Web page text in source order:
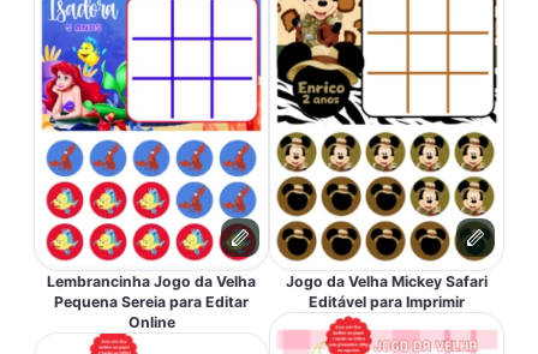
Lembrancinha Jogo da Velha
Pequena Sereia para Editar
Online
Jogo da Velha Mickey Safari
Editável para Imprimir